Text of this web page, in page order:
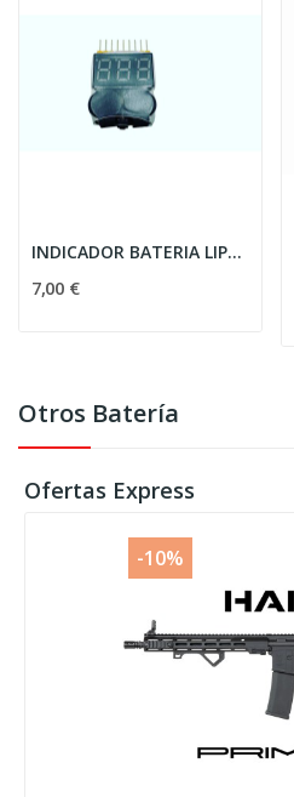
Otros Batería
Ofertas Express
-10%
INDICADOR BATERIA LIPO CON ALARMA
7,00 €